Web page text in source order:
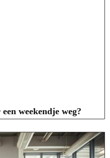
weekendje weg?